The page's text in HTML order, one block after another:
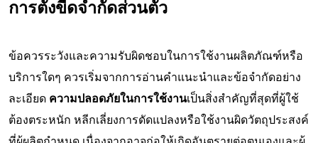
การตั้งขีดจำกัดส่วนตัว
ข้อควรระวังและความรับผิดชอบในการใช้งานผลิตภัณฑ์หรือ
บริการใดๆ ควรเริ่มจากการอ่านคำแนะนำและข้อจำกัดอย่าง
ละเอียด ความปลอดภัยในการใช้งานเป็นสิ่งสำคัญที่สุดที่ผู้ใช้
ต้องตระหนัก หลีกเลี่ยงการดัดแปลงหรือใช้งานผิดวัตถุประสงค์